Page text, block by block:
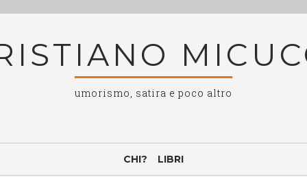
umorismo, satira e poco altro
CHI? LIBRI